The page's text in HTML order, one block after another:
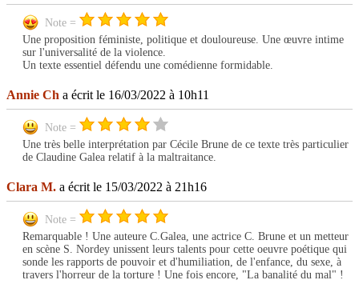
Note =
Une proposition féministe, politique et douloureuse. Une œuvre intime
sur l'universalité de la violence.
Un texte essentiel défendu une comédienne formidable.
Annie Ch a écrit le 16/03/2022 à 10h11
Note =
Une très belle interprétation par Cécile Brune de ce texte très particulier
de Claudine Galea relatif à la maltraitance.
Clara M. a écrit le 15/03/2022 à 21h16
Note =
Remarquable ! Une auteure C.Galea, une actrice C. Brune et un metteur
en scène S. Nordey unissent leurs talents pour cette oeuvre poétique qui
sonde les rapports de pouvoir et d'humiliation, de l'enfance, du sexe, à
travers l'horreur de la torture ! Une fois encore, "La banalité du mal" !